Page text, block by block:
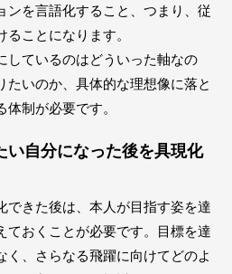
ンを言語化すること、つまり、従
ことになります。
しているのはどういった軸なの
たいのか、具体的な理想像に落と
制が必要です。
自分になった後を具現化
できた後は、本人が目指す姿を達
ておくことが必要です。目標を達
く、さらなる飛躍に向けてどのよ